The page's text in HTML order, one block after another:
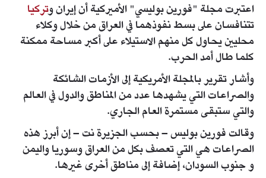
اعتبرت مجلة "فورين بوليسي" الأميركية أن إيران وتركيا
تتنافسان على بسط نفوذهما في العراق من خلال وكلاء
محليين يحاول كل منهم الاستيلاء على أكبر مساحة ممكنة
كلما طال أمد الحرب.
وأشار تقرير بالمجلة الأمريكية إلى الأزمات الشائكة
والصراعات التي يشهدها عدد من المناطق والدول في العالم
والتي ستبقى مستمرة العام الجاري.
وقالت فورين بوليس – بحسب الجزيرة نت – إن أبرز هذه
الصراعات هي التي تعصف بكل من العراق وسوريا واليمن
و جنوب السودان، إضافة إلى مناطق أخرى غيرها.